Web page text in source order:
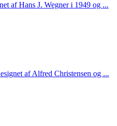
af Hans J. Wegner i 1949 og ...
af Alfred Christensen og ...